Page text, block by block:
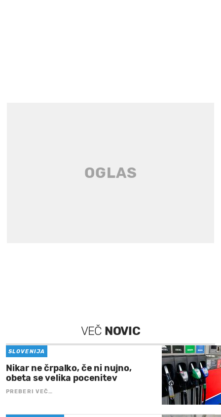
VEČ NOVIC
SLOVENIJA
Nikar ne črpalko, če ni nujno,
obeta se velika pocenitev
PREBERI VEČ…